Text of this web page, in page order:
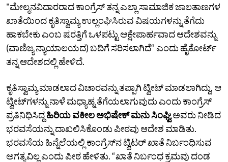
"ಮೇಲ್ಮನವಿದಾರರಾದ ಕಾಂಗ್ರೆಸ್‌ ತನ್ನ ಎಲ್ಲಾ ಸಾಮಾಜಿಕ ಜಾಲತಾಣಗಳ
ಖಾತೆಯಿಂದ ಕೃತಿಸ್ವಾಮ್ಯ ಉಲ್ಲಂಘಿಸಿರುವ ವಿಷಯಗಳನ್ನು ತೆಗೆದು
ಹಾಕಬೇಕು ಎಂಬ ಷರತ್ತಿಗೆ ಒಳಪಟ್ಟು ಆಕ್ಷೇಪಾರ್ಹವಾದ ಆದೇಶವನ್ನು
(ವಾಣಿಜ್ಯ ನ್ಯಾಯಾಲಯದ) ಬದಿಗೆ ಸರಿಸಲಾಗಿದೆ“ ಎಂದು ಹೈಕೋರ್ಟ್‌
ತನ್ನ ಆದೇಶದಲ್ಲಿ ಹೇಳಿದೆ.
ಕೃತಿಸ್ವಾಮ್ಯ ಮಾಡಲಾದ ವಿಚಾರವನ್ನು ತಪ್ಪಾಗಿ ಟ್ವೀಟ್‌ ಮಾಡಲಾಗಿದ್ದು, ಆ
ಟ್ವೀಟ್‌ಗಳನ್ನು ನಾಳೆ ಮಧ್ಯಾಹ್ನ ತೆಗೆಯಲಾಗುವುದು ಎಂದು ಕಾಂಗ್ರೆಸ್‌
ಪ್ರತಿನಿಧಿಸಿದ್ದಹಿರಿಯ ವಕೀಲ ಅಭಿಷೇಕ್‌ ಮನು ಸಿಂಘ್ವಿಅವರು ನೀಡಿದ
ಭರವಸೆಯನ್ನು ದಾಖಲಿಸಿಕೊಂಡು ಪೀಠವು ಆದೇಶ ಮಾಡಿತು.
ಭರವಸೆಯ ಹಿನ್ನೆಲೆಯಲ್ಲಿ ಕಾಂಗ್ರೆಸ್‌ನ ಟ್ವಿಟರ್‌ ಖಾತೆ ನಿರ್ಬಂಧಿಸುವ
ಅಗತ್ಯವಿಲ್ಲ ಎಂದು ಪೀಠ ಹೇಳಿತು. “ಖಾತೆ ನಿರ್ಬಂಧ ಕ್ರಮವು ದಂಡ